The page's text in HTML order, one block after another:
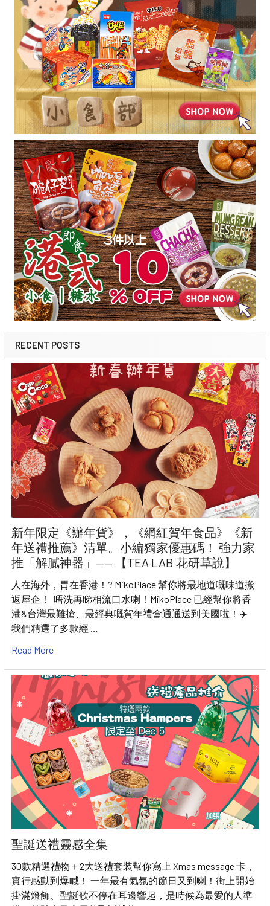
RECENT POSTS
新年限定《辦年貨》，《網紅賀年食品》《新
年送禮推薦》清單。小編獨家優惠碼！ 強力家
推「解膩神器」—— 【TEA LAB 花研草說】
人在海外，胃在香港！? MikoPlace 幫你將最地道嘅味道搬
返屋企！ 唔洗再睇相流口水喇！MikoPlace 已經幫你將香
港&台灣最難搶、最經典嘅賀年禮盒通通送到美國啦！✈️
我們精選了多款經 …
Read More
聖誕送禮靈感全集
30款精選禮物＋2大送禮套装幫你寫上 Xmas message 卡，
實行感動到爆喊！ 一年最有氣氛的節日又到喇！街上開始
掛滿燈飾、聖誕歌不停在耳邊響起，是時候為最愛的人準